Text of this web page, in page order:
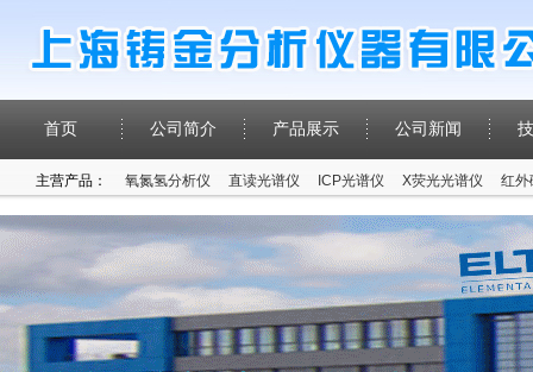
首页 公司简介 产品展示 公司新闻
主营产品： 氧氮氢分析仪 直读光谱仪 ICP光谱仪 X荧光光谱仪 红外